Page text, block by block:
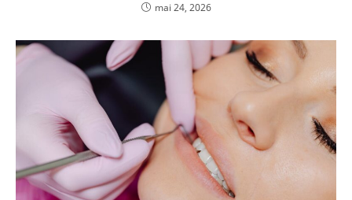
mai 24, 2026